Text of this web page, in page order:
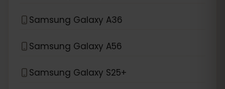
Samsung Galaxy A36
Samsung Galaxy A56
Samsung Galaxy S25+